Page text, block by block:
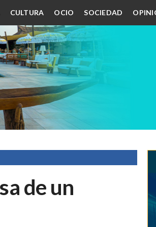
CULTURA OCIO SOCIEDAD
de un